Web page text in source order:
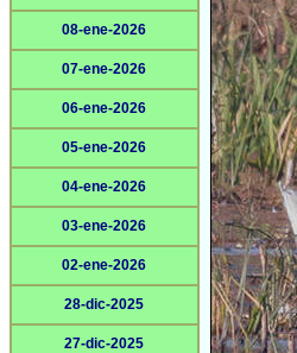
08-ene-2026
07-ene-2026
06-ene-2026
05-ene-2026
04-ene-2026
03-ene-2026
02-ene-2026
28-dic-2025
27-dic-2025